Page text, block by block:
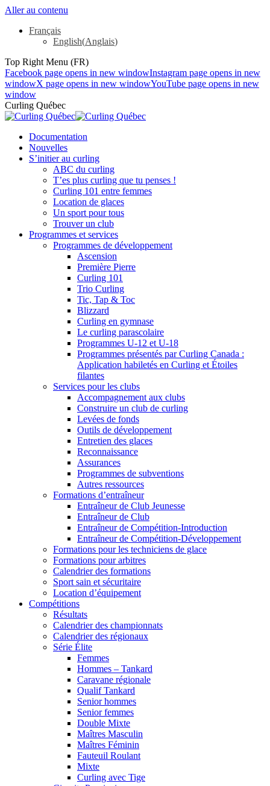
Aller au contenu
Français
English(Anglais)
Top Right Menu (FR)
Facebook page opens in new windowInstagram page opens in new
windowX page opens in new windowYouTube page opens in new
window
Curling Québec
Documentation
Nouvelles
S’initier au curling
ABC du curling
T’es plus curling que tu penses !
Curling 101 entre femmes
Location de glaces
Un sport pour tous
Trouver un club
Programmes et services
Programmes de développement
Ascension
Première Pierre
Curling 101
Trio Curling
Tic, Tap & Toc
Blizzard
Curling en gymnase
Le curling parascolaire
Programmes U-12 et U-18
Programmes présentés par Curling Canada :
Application habiletés en Curling et Étoiles
filantes
Services pour les clubs
Accompagnement aux clubs
Construire un club de curling
Levées de fonds
Outils de développement
Entretien des glaces
Reconnaissance
Assurances
Programmes de subventions
Autres ressources
Formations d’entraîneur
Entraîneur de Club Jeunesse
Entraîneur de Club
Entraîneur de Compétition-Introduction
Entraîneur de Compétition-Développement
Formations pour les techniciens de glace
Formations pour arbitres
Calendrier des formations
Sport sain et sécuritaire
Location d’équipement
Compétitions
Résultats
Calendrier des championnats
Calendrier des régionaux
Série Élite
Femmes
Hommes – Tankard
Caravane régionale
Qualif Tankard
Senior hommes
Senior femmes
Double Mixte
Maîtres Masculin
Maîtres Féminin
Fauteuil Roulant
Mixte
Curling avec Tige